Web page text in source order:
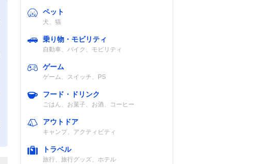
ペット
犬、猫
乗り物・モビリティ
自動車、バイク、モビリティ
ゲーム
ゲーム、スイッチ、PS
フード・ドリンク
ごはん、お菓子、お酒、コーヒー
アウトドア
キャンプ、アクティビティ
トラベル
旅行、旅行グッズ、ホテル